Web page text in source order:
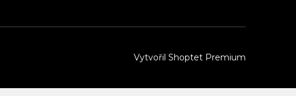
Vytvořil Shoptet Premium